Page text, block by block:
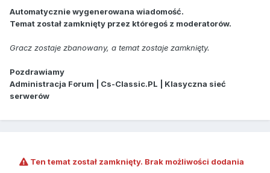
Automatycznie wygenerowana wiadomość.
Temat został zamknięty przez któregoś z moderatorów.
Gracz zostaje zbanowany, a temat zostaje zamknięty.
Pozdrawiamy
Administracja Forum | Cs-Classic.PL | Klasyczna sieć
serwerów
Ten temat został zamknięty. Brak możliwości dodania